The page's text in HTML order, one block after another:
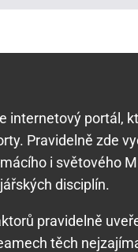
internetový portál,
Pravidelně zde
i světového
disciplín.
pravidelně
těch